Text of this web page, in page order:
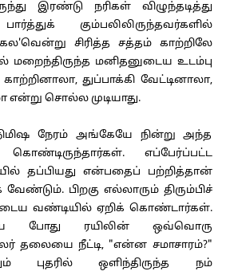
இரண்டு நரிகள் விழுந்தடித்து
கும்பலிலிருந்தவர்களில்
சிரித்த சத்தம் காற்றிலே
மறைந்திருந்த மனிதனுடைய உடம்பு
காற்றினாலா, துப்பாக்கி வேட்டினாலா,
என்று சொல்ல முடியாது.
நேரம் அங்கேயே நின்று அந்த
எப்பேர்ப்பட்ட
தப்பியது என்பதைப் பற்றித்தான்
பிறகு எல்லாரும் திரும்பிச்
வண்டியில் ஏறிக் கொண்டார்கள்.
போது ரயிலின் ஒவ்வொரு
தலையை நீட்டி, "என்ன சமாசாரம்?"
புதரில் ஒளிந்திருந்த நம்